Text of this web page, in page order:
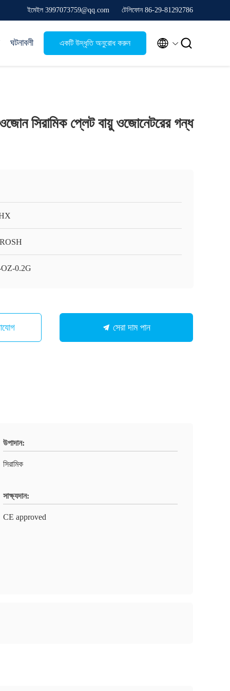
ইমেইল 3997073759@qq.com টেলিফোন 86-29-81292786
ঘটনাবলী একটি উদ্ধৃতি অনুরোধ করুন  
ওজোন সিরামিক প্লেট বায়ু ওজোনেটরের গন্ধ
0.2G
সেরা দাম পান
উপাদান:
সিরামিক
সাক্ষ্যদান:
CE approved